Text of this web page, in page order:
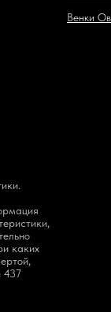
Венки
каких
437